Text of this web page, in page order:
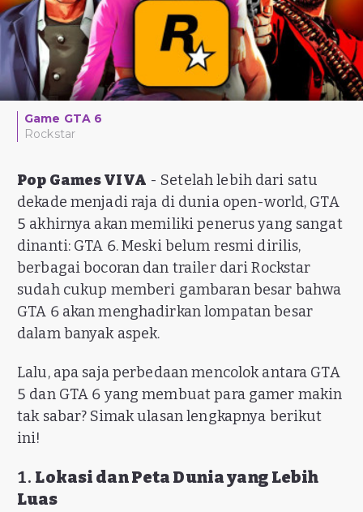
Game GTA 6
Rockstar
Pop Games VIVA - Setelah lebih dari satu
dekade menjadi raja di dunia open-world, GTA
5 akhirnya akan memiliki penerus yang sangat
dinanti: GTA 6. Meski belum resmi dirilis,
berbagai bocoran dan trailer dari Rockstar
sudah cukup memberi gambaran besar bahwa
GTA 6 akan menghadirkan lompatan besar
dalam banyak aspek.
Lalu, apa saja perbedaan mencolok antara GTA
5 dan GTA 6 yang membuat para gamer makin
tak sabar? Simak ulasan lengkapnya berikut
ini!
1. Lokasi dan Peta Dunia yang Lebih
Luas